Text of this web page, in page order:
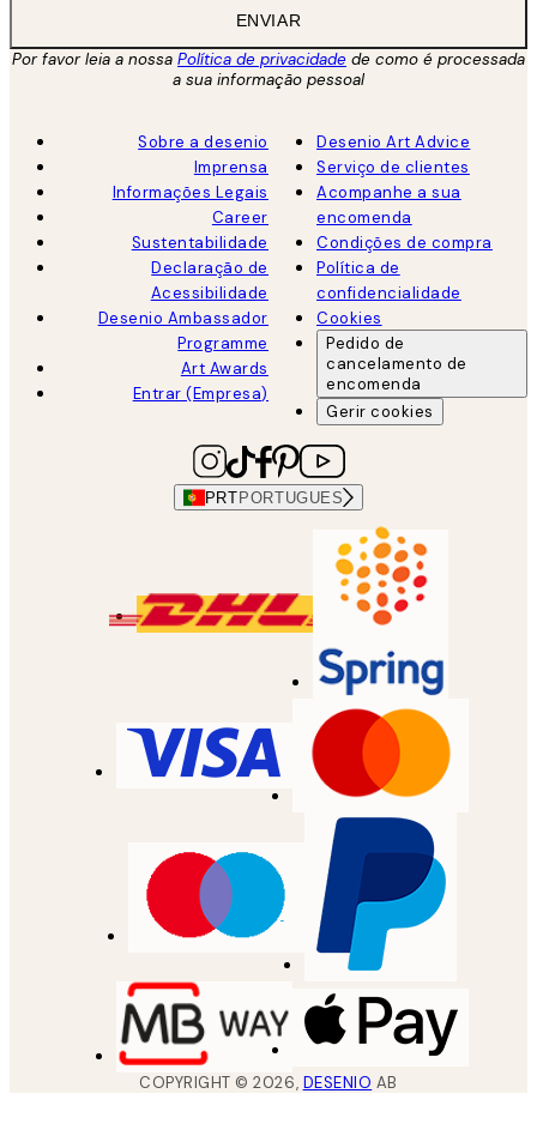
ENVIAR
Por favor leia a nossa Política de privacidade de como é processada
a sua informação pessoal
Sobre a desenio
Imprensa
Informações Legais
Career
Sustentabilidade
Declaração de
Acessibilidade
Desenio Ambassador
Programme
Art Awards
Entrar (Empresa)
Desenio Art Advice
Serviço de clientes
Acompanhe a sua
encomenda
Condições de compra
Política de
confidencialidade
Cookies
Pedido de
cancelamento de
encomenda
Gerir cookies
PRT PORTUGUES
COPYRIGHT ©2026, DESENIO AB